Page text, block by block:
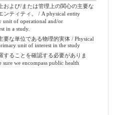
および/または管理上の関心の主要な
ンティティ。 / A physical entity
unit of operational and/or
in a study.
要な単位である物理的実体 / Physical
unit of interest in the study
することを確認する必要がありま
sure we encompass public health